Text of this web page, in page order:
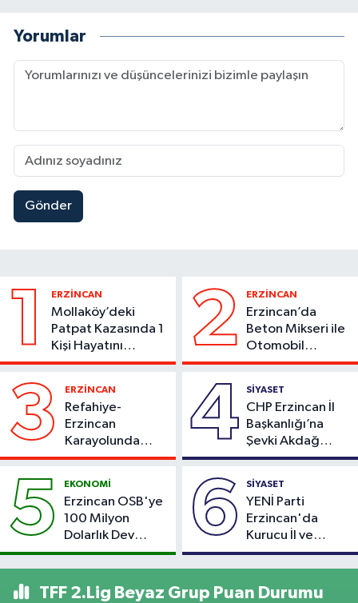
Yorumlar
Gönder
1 ERZİNCAN
Mollaköy’deki
Patpat Kazasında 1
Kişi Hayatını
Kaybetti
2 ERZİNCAN
Erzincan’da
Beton Mikseri ile
Otomobil
Çarpıştı
3 ERZİNCAN
Refahiye-
Erzincan
Karayolunda
Kaza: Otomobil
2 Kişi Yaralandı
4 SİYASET
CHP Erzincan İl
Başkanlığı’na
Şevki Akdağ
Atandı!
5 EKONOMİ
Erzincan OSB'ye
100 Milyon
Dolarlık Dev
Yatırım: Bin Kişiye
İstihdam
Hedefleniyor
6 SİYASET
YENİ Parti
Erzincan'da
Kurucu İl ve
Merkez İlçe
Başkanlarını
Açıkladı
TFF 2.Lig Beyaz Grup Puan Durumu